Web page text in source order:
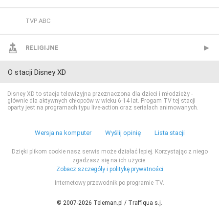
TVS
WP
ZOOM
CANAL+ Seriale
Cinemax
Cinemax 2
Comedy Central
FILMBOX+ Action
FILMBOX+ Comedy
Extreme Sports Channel
Polsat Sport 1
Polsat Sport 2
Polsat Sport 3
Polsat Sport Extra 1
Polsat Sport Extra 2
Polsat Sport Extra 3
HISTORY
HISTORY 2
ID
Nat Geo People
National Geographic
National Geographic Wild
PLANETE+
Polsat Rodzina
TLC
TTV
TVN Style
TVP Kobieta
TVP ABC
RELIGIJNE
TV Trwam
O stacji Disney XD
Disney XD to stacja telewizyjna przeznaczona dla dzieci i młodzieży -
głównie dla aktywnych chłopców w wieku 6-14 lat. Progam TV tej stacji
oparty jest na programach typu live-action oraz serialach animowanych.
Wersja na komputer Wyślij opinię Lista stacji
Dzięki plikom cookie nasz serwis może działać lepiej. Korzystając z niego
zgadzasz się na ich użycie.
Zobacz szczegóły i politykę prywatności
Internetowy przewodnik po programie TV.
© 2007-2026 Teleman.pl / Traffiqua s.j.